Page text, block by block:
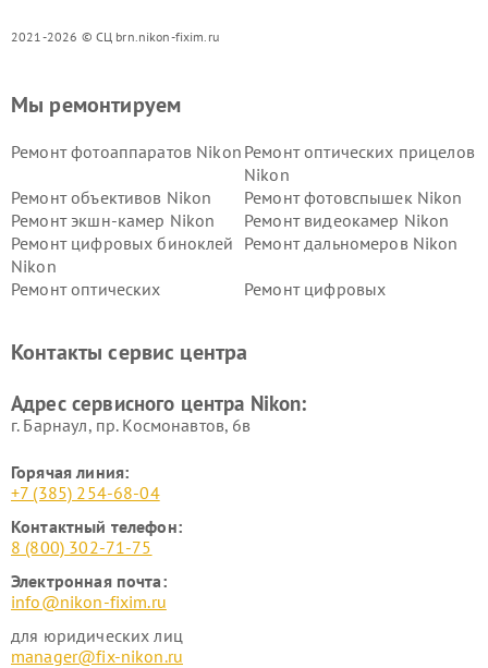
2021-2026 © СЦ brn.nikon-fixim.ru
Мы ремонтируем
Ремонт фотоаппаратов Nikon Ремонт оптических прицелов
Nikon
Ремонт объективов Nikon
Ремонт фотовспышек Nikon
Ремонт экшн-камер Nikon
Ремонт видеокамер Nikon
Ремонт цифровых биноклей
Nikon
Ремонт дальномеров Nikon
Ремонт оптических
Ремонт цифровых
Контакты сервис центра
Адрес сервисного центра Nikon:
г. Барнаул, ​пр. Космонавтов, 6в
Горячая линия:
+7 (385) 254-68-04
Контактный телефон:
8 (800) 302-71-75
Электронная почта:
info@nikon-fixim.ru
для юридических лиц
manager@fix-nikon.ru